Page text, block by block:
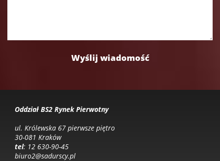
Oddział BS2 Rynek Pierwotny
ul. Królewska 67 pierwsze piętro
30-081 Kraków
tel: 12 630-90-45
biuro2@sadurscy.pl